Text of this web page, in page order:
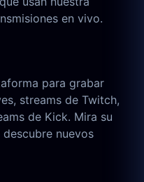
en vivo.
para grabar
streams de Twitch,
de Kick. Mira su
nuevos